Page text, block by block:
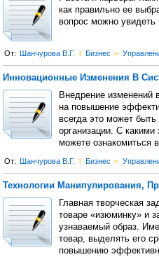
как правильно ее
вопрос можно увидеть
От: Шанчурова В.Г. l Бизнес >
Инновационные Изменения В
Внедрение изменений
на повышение
всегда это может
организации. С
можете ознакомиться
От: Шанчурова В.Г. l Бизнес >
Технологии Манипулирования,
Главная творческая
товаре «изюминку» и
узнаваемый образ.
товар, выделять его
повышению